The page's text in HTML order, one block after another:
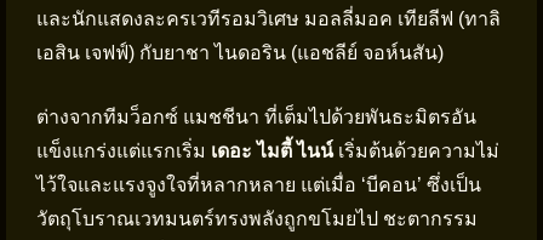
และนักแสดงละครเวทีรอมวิเศษ มอลลี่มอค เทียลีฟ (ทาลิ
เอสิน เจฟฟ์) กับยาชา ไนดอริน (แอชลีย์ จอห์นสัน)
ต่างจากทีมว็อกซ์ แมชชีนา ที่เต็มไปด้วยพันธะมิตรอัน
แข็งแกร่งแต่แรกเริ่ม เดอะ ไมตี้ ไนน์เริ่มต้นด้วยความไม่
ไว้ใจและแรงจูงใจที่หลากหลาย แต่เมื่อ ‘บีคอน’ ซึ่งเป็น
วัตถุโบราณเวทมนตร์ทรงพลังถูกขโมยไป ชะตากรรม